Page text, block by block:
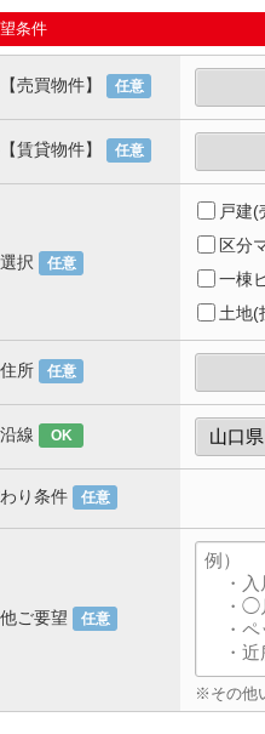
条件
売買物件】 任意
賃貸物件】 任意
択 任意
戸建(
区分
一棟
土地(
所 任意
線 OK
り条件 任意
ご要望 任意
※その他